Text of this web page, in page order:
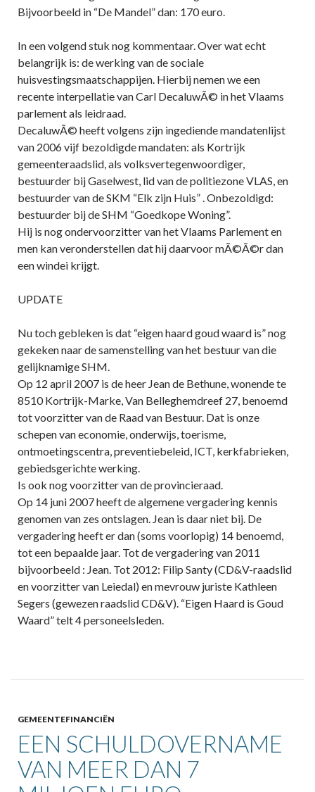
Bijvoorbeeld in “De Mandel” dan: 170 euro.
In een volgend stuk nog kommentaar. Over wat echt
belangrijk is: de werking van de sociale
huisvestingsmaatschappijen. Hierbij nemen we een
recente interpellatie van Carl DecaluwÃ© in het Vlaams
parlement als leidraad.
DecaluwÃ© heeft volgens zijn ingediende mandatenlijst
van 2006 vijf bezoldigde mandaten: als Kortrijk
gemeenteraadslid, als volksvertegenwoordiger,
bestuurder bij Gaselwest, lid van de politiezone VLAS, en
bestuurder van de SKM “Elk zijn Huis” . Onbezoldigd:
bestuurder bij de SHM “Goedkope Woning”.
Hij is nog ondervoorzitter van het Vlaams Parlement en
men kan veronderstellen dat hij daarvoor mÃ©Ã©r dan
een windei krijgt.
UPDATE
Nu toch gebleken is dat “eigen haard goud waard is” nog
gekeken naar de samenstelling van het bestuur van die
gelijknamige SHM.
Op 12 april 2007 is de heer Jean de Bethune, wonende te
8510 Kortrijk-Marke, Van Belleghemdreef 27, benoemd
tot voorzitter van de Raad van Bestuur. Dat is onze
schepen van economie, onderwijs, toerisme,
ontmoetingscentra, preventiebeleid, ICT, kerkfabrieken,
gebiedsgerichte werking.
Is ook nog voorzitter van de provincieraad.
Op 14 juni 2007 heeft de algemene vergadering kennis
genomen van zes ontslagen. Jean is daar niet bij. De
vergadering heeft er dan (soms voorlopig) 14 benoemd,
tot een bepaalde jaar. Tot de vergadering van 2011
bijvoorbeeld : Jean. Tot 2012: Filip Santy (CD&V-raadslid
en voorzitter van Leiedal) en mevrouw juriste Kathleen
Segers (gewezen raadslid CD&V). “Eigen Haard is Goud
Waard” telt 4 personeelsleden.
GEMEENTEFINANCIËN
EEN SCHULDOVERNAME
VAN MEER DAN 7